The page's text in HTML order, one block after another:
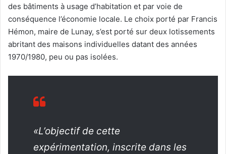
des bâtiments à usage d’habitation et par voie de
conséquence l’économie locale. Le choix porté par Francis
Hémon, maire de Lunay, s’est porté sur deux lotissements
abritant des maisons individuelles datant des années
1970/1980, peu ou pas isolées.
«L’objectif de cette
expérimentation, inscrite dans les